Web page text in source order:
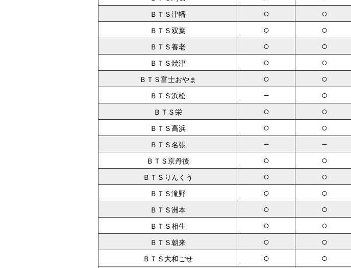
ＢＴＳ津幡 ○ ○
ＢＴＳ双葉 ○ ○
ＢＴＳ養老 ○ ○
ＢＴＳ焼津 ○ ○
ＢＴＳ富士おやま ○ ○
ＢＴＳ浜松 － ○
ＢＴＳ栄 ○ ○
ＢＴＳ高浜 ○ ○
ＢＴＳ名張 － －
ＢＴＳ京丹後 ○ ○
ＢＴＳりんくう ○ ○
ＢＴＳ滝野 ○ ○
ＢＴＳ洲本 ○ ○
ＢＴＳ相生 ○ ○
ＢＴＳ朝来 ○ ○
ＢＴＳ大和ごせ ○ ○